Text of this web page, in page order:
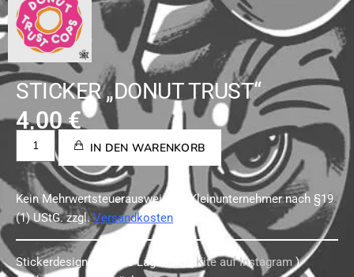
STICKER „DONUT TRUST“
4,00€
IN DEN WARENKORB
Kein Mehrwertsteuerausweis, da Kleinunternehmer nach §19
(1) UStG. zzgl.Versandkosten
Stickerdesign von Kite Lagerfeld.( Kite auf Instagram)